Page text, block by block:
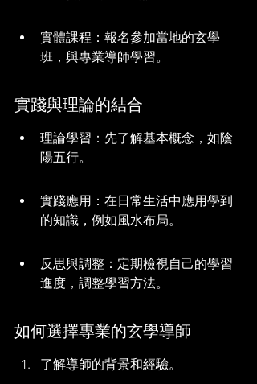
實體課程：報名參加當地的玄學
班，與專業導師學習。
實踐與理論的結合
理論學習：先了解基本概念，如陰
陽五行。
實踐應用：在日常生活中應用學到
的知識，例如風水布局。
反思與調整：定期檢視自己的學習
進度，調整學習方法。
如何選擇專業的玄學導師
了解導師的背景和經驗。